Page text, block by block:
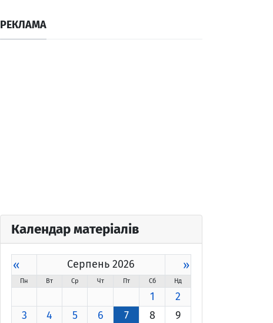
РЕКЛАМА
Календар матеріалів
« Серпень 2026 »
Пн Вт Ср Чт Пт Сб Нд
1
2
3
4 5 6 7 8
9